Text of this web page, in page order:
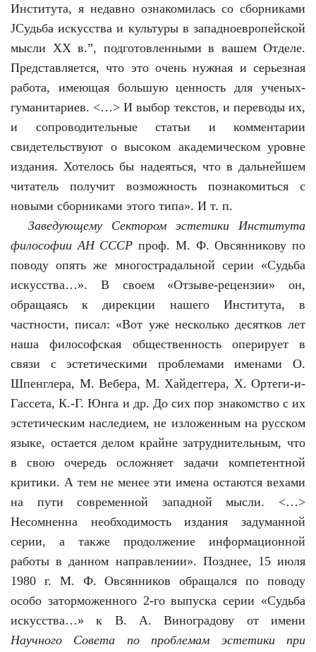
Института, я недавно ознакомилась со сборниками
ЈСудьба искусства и культуры в западноевропейской
мысли ХХ в.”, подготовленными в вашем Отделе.
Представляется, что это очень нужная и серьезная
работа, имеющая большую ценность для ученых-
гуманитариев. <…> И выбор текстов, и переводы их,
и сопроводительные статьи и комментарии
свидетельствуют о высоком академическом уровне
издания. Хотелось бы надеяться, что в дальнейшем
читатель получит возможность познакомиться с
новыми сборниками этого типа». И т. п.
Заведующему Сектором эстетики Института
философии АН СССР проф. М. Ф. Овсянникову по
поводу опять же многострадальной серии «Судьба
искусства…». В своем «Отзыве-рецензии» он,
обращаясь к дирекции нашего Института, в
частности, писал: «Вот уже несколько десятков лет
наша философская общественность оперирует в
связи с эстетическими проблемами именами О.
Шпенглера, М. Вебера, М. Хайдеггера, Х. Ортеги-и-
Гассета, К.-Г. Юнга и др. До сих пор знакомство с их
эстетическим наследием, не изложенным на русском
языке, остается делом крайне затруднительным, что
в свою очередь осложняет задачи компетентной
критики. А тем не менее эти имена остаются вехами
на пути современной западной мысли. <…>
Несомненна необходимость издания задуманной
серии, а также продолжение информационной
работы в данном направлении». Позднее, 15 июля
1980 г. М. Ф. Овсянников обращался по поводу
особо заторможенного 2-го выпуска серии «Судьба
искусства…» к В. А. Виноградову от имени
Научного Совета по проблемам эстетики при